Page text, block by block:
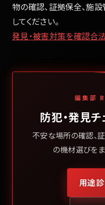
物の確認、証拠保全、施
してください。
発見・被害対策を確認合
編集部
防犯・発見
不安な場所の確認、
の機材選びを
用途